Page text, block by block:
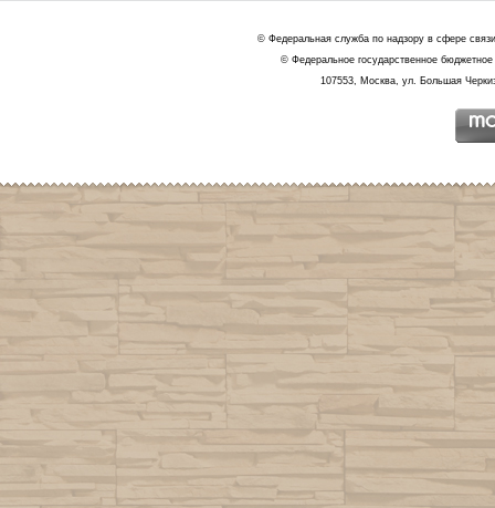
© Федеральная служба по надзору в сфере
© Федеральное государственное
107553, Москва, ул. Большая